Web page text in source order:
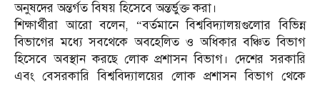
অনুষদের অন্তর্গত বিষয় হিসেবে অন্তর্ভুক্ত করা।
শিক্ষার্থীরা আরো বলেন, “বর্তমানে বিশ্ববিদ্যালয়গুলোর বিভিন্ন
বিভাগের মধ্যে সবথেকে অবহেলিত ও অধিকার বঞ্চিত বিভাগ
হিসেবে অবস্থান করছে লোক প্রশাসন বিভাগ। দেশের সরকারি
এবং বেসরকারি বিশ্ববিদ্যালয়ের লোক প্রশাসন বিভাগ থেকে